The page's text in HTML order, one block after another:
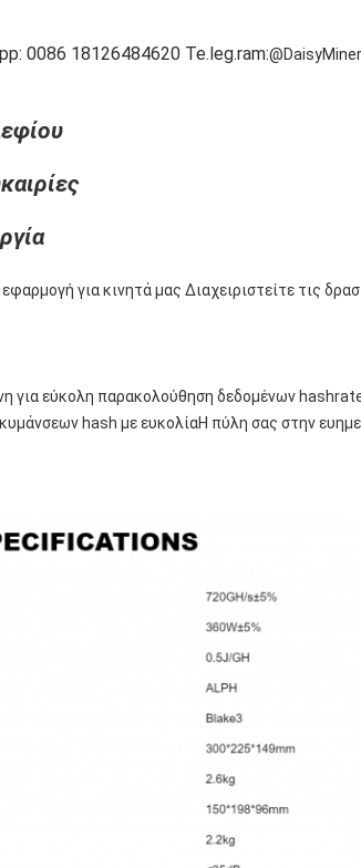
0086 18126484620 Te.leg.ram:
για κινητά μας Διαχειριστείτε τις
για εύκολη παρακολούθηση δεδομένων
hash με ευκολίαΗ πύλη σας στην